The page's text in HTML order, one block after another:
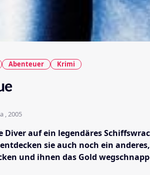
Abenteuer Krimi
, 2005
Diver auf ein legendäres
sie auch noch ein
und ihnen das Gold